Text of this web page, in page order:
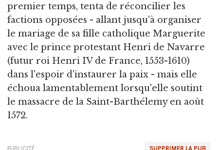
premier temps, tenta de réconcilier les
factions opposées - allant jusqu'à organiser
le mariage de sa fille catholique Marguerite
avec le prince protestant Henri de Navarre
(futur roi Henri IV de France, 1553-1610)
dans l'espoir d'instaurer la paix - mais elle
échoua lamentablement lorsqu'elle soutint
le massacre de la Saint-Barthélemy en août
1572.
SUPPRIMER LA PUB
PUBLICITÉ